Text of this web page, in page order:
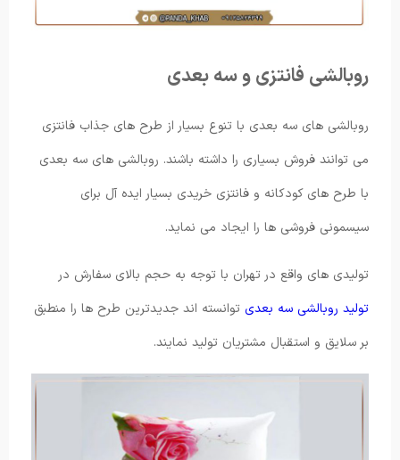
روبالشی فانتزی و سه بعدی
روبالشی های سه بعدی با تنوع بسیار از طرح های جذاب فانتزی
می توانند فروش بسیاری را داشته باشند. روبالشی های سه بعدی
با طرح های کودکانه و فانتزی خریدی بسیار ایده آل برای
سیسمونی فروشی ها را ایجاد می نماید.
تولیدی های واقع در تهران با توجه به حجم بالای سفارش در
تولید روبالشی سه بعدی توانسته اند جدیدترین طرح ها را منطبق
بر سلایق و استقبال مشتریان تولید نمایند.